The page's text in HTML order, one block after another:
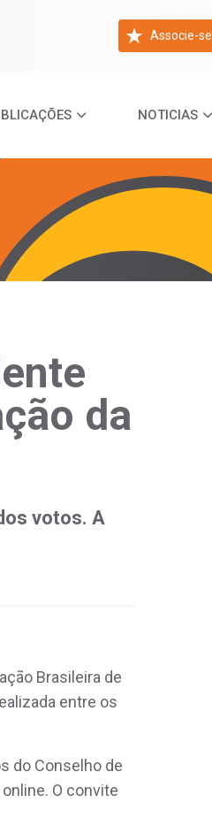
Associe-se
NOTICIAS
da
votos. A
Brasileira de
entre os
do Conselho de
O convite